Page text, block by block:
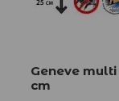
Geneve
cm